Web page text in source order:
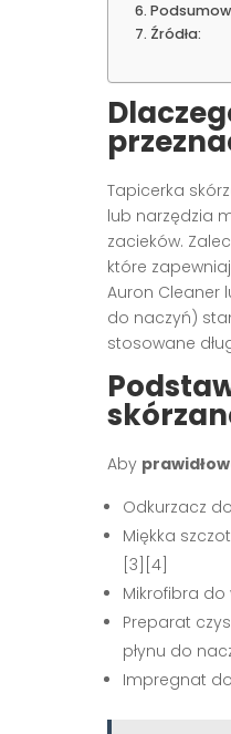
Źródła:
Tapicerka
lub narzędzia
zacieków.
które
Auron Cleaner
do naczyń)
stosowane
Aby
Odkurzacz
Miękka
[3][4]
Mikrofibra
Preparat
płynu do
Impregnat